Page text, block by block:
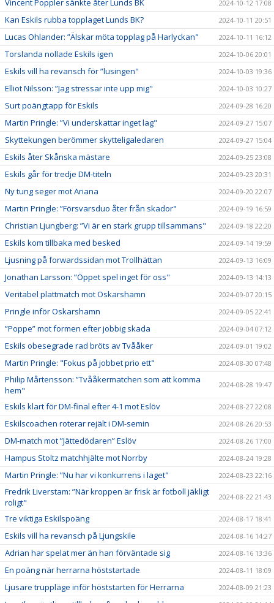
2024-10-12 17:08
Kan Eskils rubba topplaget Lunds BK? 2024-10-11 20:51
Lucas Ohlander: ”Älskar möta topplag på Harlyckan" 2024-10-11 16:12
Torslanda nollade Eskils igen 2024-10-06 20:01
Eskils vill ha revansch för ”lusingen" 2024-10-03 19:36
Elliot Nilsson: ”Jag stressar inte upp mig" 2024-10-03 10:27
Surt poängtapp för Eskils 2024-09-28 16:20
Martin Pringle: ”Vi underskattar inget lag" 2024-09-27 15:07
Skyttekungen berömmer skytteligaledaren 2024-09-27 15:04
Eskils åter Skånska mästare 2024-09-25 23:08
Eskils går för tredje DM-titeln 2024-09-23 20:31
Ny tung seger mot Ariana 2024-09-20 22:07
Martin Pringle: ”Försvarsduo åter från skador" 2024-09-19 16:59
Christian Ljungberg: ”Vi är en stark grupp tillsammans" 2024-09-18 22:20
Eskils kom tillbaka med besked 2024-09-14 19:59
Ljusning på forwardssidan mot Trollhättan 2024-09-13 16:09
Jonathan Larsson: ”Öppet spel inget för oss" 2024-09-13 14:13
Veritabel plattmatch mot Oskarshamn 2024-09-07 20:15
Pringle inför Oskarshamn 2024-09-05 22:41
”Poppe” mot formen efter jobbig skada 2024-09-04 07:12
Eskils obesegrade rad bröts av Tvååker 2024-09-01 19:02
Martin Pringle: "Fokus på jobbet prio ett" 2024-08-30 07:48
Philip Mårtensson: ”Tvååkermatchen som att komma
hem"
2024-08-28 19:47
Eskils klart för DM-final efter 4-1 mot Eslöv 2024-08-27 22:08
Eskilscoachen roterar rejält i DM-semin 2024-08-26 20:53
DM-match mot ”Jättedödaren” Eslöv 2024-08-26 17:00
Hampus Stoltz matchhjälte mot Norrby 2024-08-24 19:28
Martin Pringle: ”Nu har vi konkurrens i laget" 2024-08-23 22:16
Fredrik Liverstam: ”När kroppen är frisk är fotboll jäkligt
roligt"
2024-08-22 21:43
Tre viktiga Eskilspoäng 2024-08-17 18:41
Eskils vill ha revansch på Ljungskile 2024-08-16 14:27
Adrian har spelat mer än han förväntade sig 2024-08-16 13:36
En poäng när herrarna höststartade 2024-08-11 18:09
Ljusare truppläge inför höststarten för Herrarna 2024-08-09 21:23